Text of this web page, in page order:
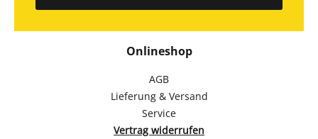
Onlineshop
AGB
Lieferung & Versand
Service
Vertrag widerrufen